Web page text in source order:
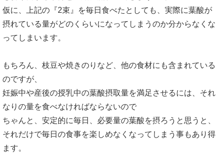
仮に、上記の『2束』を毎日食べたとしても、実際に葉酸が
摂れている量がどのくらいになってしまうのか分からなくな
ってしまいます。
もちろん、枝豆や焼きのりなど、他の食材にも含まれている
のですが、
妊娠中や産後の授乳中の葉酸摂取量を満足させるには、それ
なりの量を食べなければならないので
ちゃんと、安定的に毎日、必要量の葉酸を摂ろうと思うと、
それだけで毎日の食事を楽しめなくなってしまう事もあり得
ます。